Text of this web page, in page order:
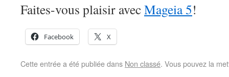
Faites-vous plaisir avecMageia 5!
Facebook X
Cette entrée a été publiée dans Non classé. Vous pouvez la